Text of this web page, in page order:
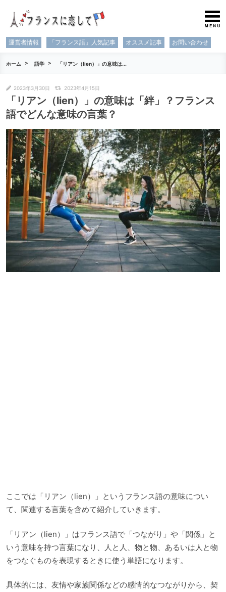
運営者情報 「フランス語」人気記事 オススメ記事 お問い合わせ
ホーム 語学 「リアン（lien）」の意味は...
2023年3月30日 2023年4月15日
「リアン（lien）」の意味は「絆」？フランス
語でどんな意味の言葉？
ここでは「リアン（lien）」というフランス語の意味につい
て、関連する言葉を含めて紹介していきます。
「リアン（lien）」はフランス語で「つながり」や「関係」と
いう意味を持つ言葉になり、人と人、物と物、あるいは人と物
をつなぐものを表現するときに使う単語になります。
具体的には、友情や家族関係などの感情的なつながりから、契